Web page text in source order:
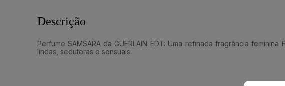
Descrição
Perfume SAMSARA da GUERLAIN EDT: Uma refinada fragrância
lindas, sedutoras e sensuais.